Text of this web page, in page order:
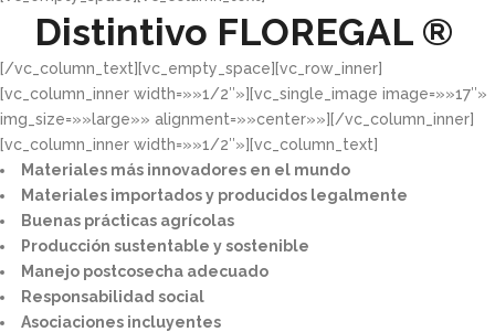
Distintivo FLOREGAL ®
[/vc_column_text][vc_empty_space][vc_row_inner]
[vc_column_inner width=»»1/2″»][vc_single_image image=»»17″»
img_size=»»large»» alignment=»»center»»][/vc_column_inner]
[vc_column_inner width=»»1/2″»][vc_column_text]
Materiales más innovadores en el mundo​
Materiales importados y producidos legalmente​
Buenas prácticas agrícolas​
Producción sustentable y sostenible​
Manejo postcosecha adecuado​
Responsabilidad social​
Asociaciones incluyentes​